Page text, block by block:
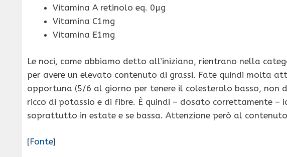
Vitamina A retinolo eq. 0µg
Vitamina C1mg
Vitamina E1mg
Le noci, come abbiamo detto all’iniziano, rientrano nella
per avere un elevato contenuto di grassi. Fate quindi molta
opportuna (5/6 al giorno per tenere il colesterolo basso,
ricco di potassio e di fibre. È quindi – dosato correttamente –
soprattutto in estate e se bassa. Attenzione però al
[Fonte]